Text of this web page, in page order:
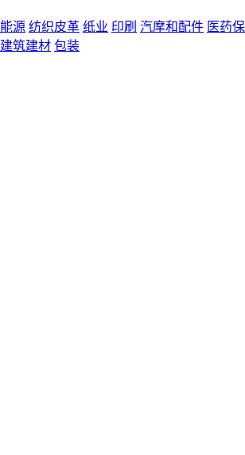
能源 纺织皮革 纸业 印刷 汽摩和配件 医药保
建筑建材 包装